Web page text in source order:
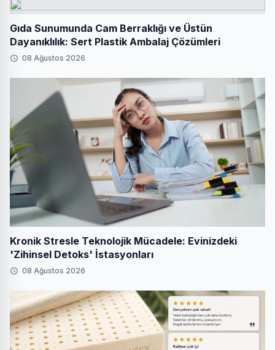
Gıda Sunumunda Cam Berraklığı ve Üstün
Dayanıklılık: Sert Plastik Ambalaj Çözümleri
08 Ağustos 2026
Kronik Stresle Teknolojik Mücadele: Evinizdeki
'Zihinsel Detoks' İstasyonları
08 Ağustos 2026